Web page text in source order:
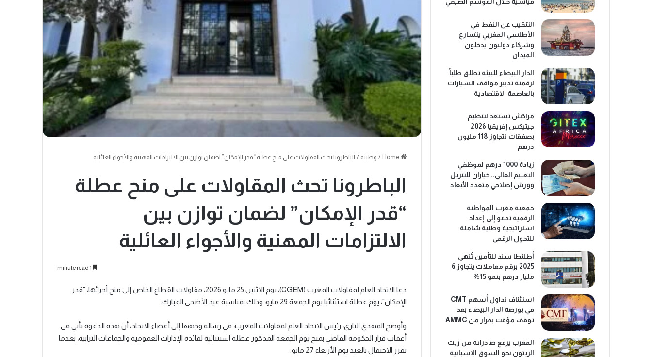
/ وطنية / الباطرونا تحث المقاولات على منح عطلة “قدر الإمكان” لضمان توازن بين الالتزامات المهنية والأجواء العائلية
الباطرونا تحث المقاولات على منح عطلة
“قدر الإمكان” لضمان توازن بين
الالتزامات المهنية والأجواء العائلية
دعا الاتحاد العام لمقاولات المغرب (CGEM)، يوم الاثنين 25 مايو 2026، مقاولات القطاع الخاص إلى منح أجرائها، "قدر
الإمكان"، يوم عطلة استثنائيا يوم الجمعة 29 مايو، وذلك بمناسبة عيد الأضحى المبارك.
وأوضح المهدي التازي، رئيس الاتحاد العام لمقاولات المغرب، في رسالة وجهها إلى أعضاء الاتحاد، أن هذه الدعوة تأتي في
أعقاب قرار الحكومة القاضي بمنح يوم الجمعة المذكور عطلة استثنائية لفائدة الإدارات العمومية والجماعات الترابية، بعدما
تقرر الاحتفال بالعيد يوم الأربعاء 27 مايو.
التنقيب عن النفط في
الأطلسي المغربي يتسارع
وشركاء دوليون يدخلون
الميدان
الدار البيضاء للبيئة تطلق طلباً
لرقمنة تدبير مواقف السيارات
بالعاصمة الاقتصادية
مراكش تستعد لتنظيم
جيتيكس إفريقيا 2026
بصفقات تتجاوز 118 مليون
درهم
زيادة 1000 درهم لموظفي
التعليم العالي.. خياران للتنزيل
وورش إصلاحي متعدد الأبعاد
جمعية مغرب المواطنة
الرقمية تدعو إلى إعداد
استراتيجية وطنية شاملة
للتحول الرقمي
أطلنطا سند للتأمين تُنهي
2025 برقم معاملات يتجاوز 6
مليار درهم بنمو 15%
استئناف تداول أسهم CMT
في بورصة الدار البيضاء بعد
توقف مؤقت بقرار من AMMC
المغرب يرفع صادراته من زيت
الزيتون نحو السوق الإسبانية